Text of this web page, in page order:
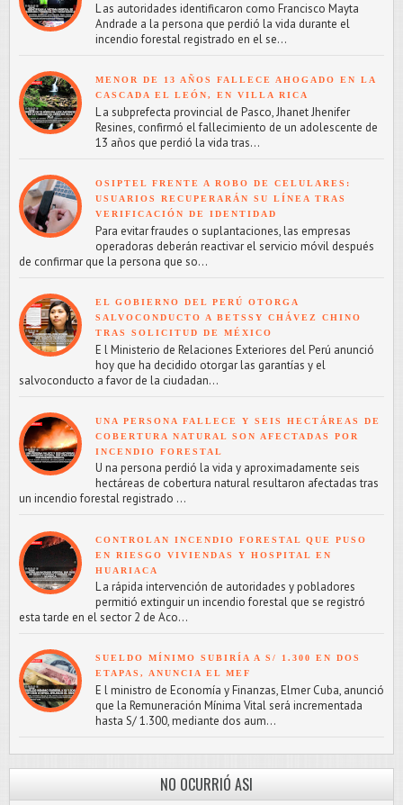
L as autoridades identificaron como Francisco Mayta
Andrade a la persona que perdió la vida durante el
incendio forestal registrado en el se...
MENOR DE 13 AÑOS FALLECE AHOGADO EN LA
CASCADA EL LEÓN, EN VILLA RICA
L a subprefecta provincial de Pasco, Jhanet Jhenifer
Resines, confirmó el fallecimiento de un adolescente de
13 años que perdió la vida tras...
OSIPTEL FRENTE A ROBO DE CELULARES:
USUARIOS RECUPERARÁN SU LÍNEA TRAS
VERIFICACIÓN DE IDENTIDAD
Para evitar fraudes o suplantaciones, las empresas
operadoras deberán reactivar el servicio móvil después
de confirmar que la persona que so...
EL GOBIERNO DEL PERÚ OTORGA
SALVOCONDUCTO A BETSSY CHÁVEZ CHINO
TRAS SOLICITUD DE MÉXICO
E l Ministerio de Relaciones Exteriores del Perú anunció
hoy que ha decidido otorgar las garantías y el
salvoconducto a favor de la ciudadan...
UNA PERSONA FALLECE Y SEIS HECTÁREAS DE
COBERTURA NATURAL SON AFECTADAS POR
INCENDIO FORESTAL
U na persona perdió la vida y aproximadamente seis
hectáreas de cobertura natural resultaron afectadas tras
un incendio forestal registrado ...
CONTROLAN INCENDIO FORESTAL QUE PUSO
EN RIESGO VIVIENDAS Y HOSPITAL EN
HUARIACA
L a rápida intervención de autoridades y pobladores
permitió extinguir un incendio forestal que se registró
esta tarde en el sector 2 de Aco...
SUELDO MÍNIMO SUBIRÍA A S/ 1.300 EN DOS
ETAPAS, ANUNCIA EL MEF
E l ministro de Economía y Finanzas, Elmer Cuba, anunció
que la Remuneración Mínima Vital será incrementada
hasta S/ 1.300, mediante dos aum...
NO OCURRIÓ ASI